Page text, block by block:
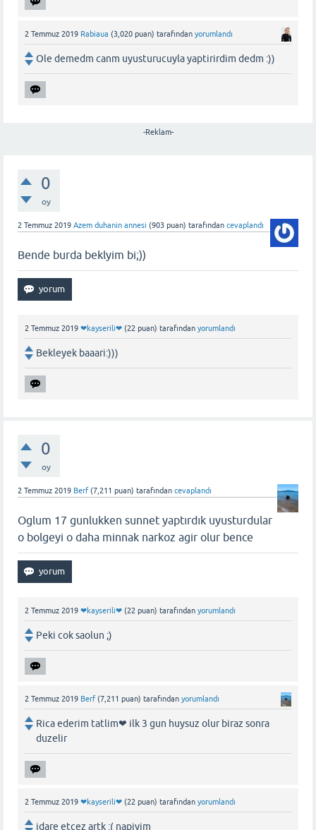
2 Temmuz 2019 Rabiaua (3,020 puan) tarafından yorumlandı
Ole demedm canm uyusturucuyla yaptirirdim dedm :))
-Reklam-
0
oy
2 Temmuz 2019 Azem duhanin annesi (903 puan) tarafından cevaplandı
Bende burda beklyim bi;))
2 Temmuz 2019 ❤kayserili❤ (22 puan) tarafından yorumlandı
Bekleyek baaari:)))
0
oy
2 Temmuz 2019 Berf (7,211 puan) tarafından cevaplandı
Oglum 17 gunlukken sunnet yaptırdık uyusturdular
o bolgeyi o daha minnak narkoz agir olur bence
2 Temmuz 2019 ❤kayserili❤ (22 puan) tarafından yorumlandı
Peki cok saolun ;)
2 Temmuz 2019 Berf (7,211 puan) tarafından yorumlandı
Rica ederim tatlim❤ ilk 3 gun huysuz olur biraz sonra
duzelir
2 Temmuz 2019 ❤kayserili❤ (22 puan) tarafından yorumlandı
idare etcez artk :( napiyim